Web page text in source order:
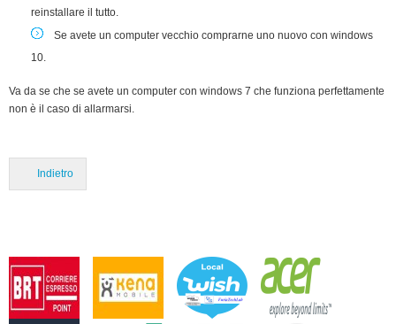
reinstallare il tutto.
Se avete un computer vecchio comprarne uno nuovo con windows
10.
Va da se che se avete un computer con windows 7 che funziona perfettamente
non è il caso di allarmarsi.
Indietro